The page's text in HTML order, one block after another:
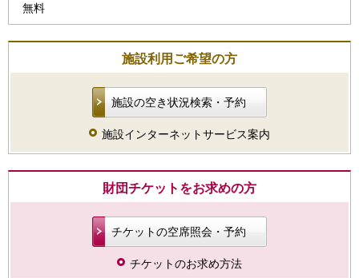
無料
施設利用ご希望の方
施設の空き状況検索・予約
施設インターネットサービス案内
財団チケットをお求めの方
チケットの空席照会・予約
チケットのお求め方法